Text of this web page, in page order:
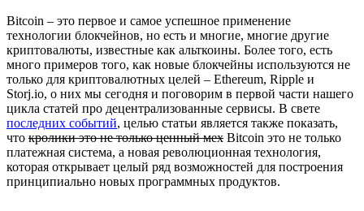
Bitcoin – это первое и самое успешное применение
технологии блокчейнов, но есть и многие, многие другие
криптовалюты, известные как альткоины. Более того, есть
много примеров того, как новые блокчейны используются не
только для криптовалютных целей – Ethereum, Ripple и
Storj.io, о них мы сегодня и поговорим в первой части нашего
цикла статей про децентрализованные сервисы. В свете
последних событий, целью статьи является также показать,
что кролики это не только ценный мех Bitcoin это не только
платежная система, а новая революционная технология,
которая открывает целый ряд возможностей для построения
принципиально новых программных продуктов.